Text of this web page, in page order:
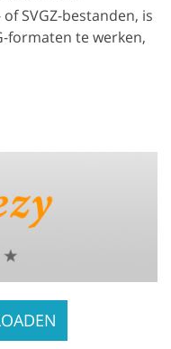
SVGZ-bestanden, is
formaten te werken,